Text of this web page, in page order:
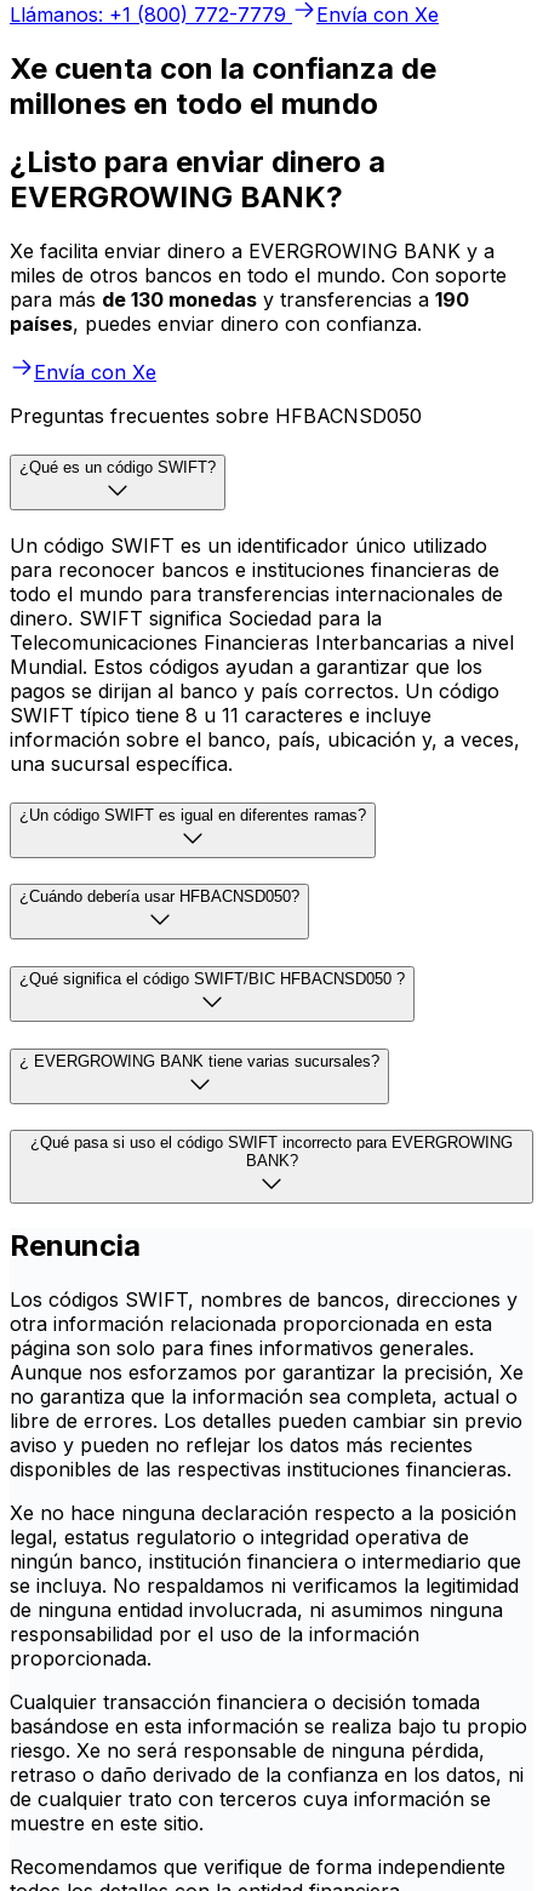
Llámanos: +1 (800) 772-7779
Envía con Xe
Xe cuenta con la confianza de
millones en todo el mundo
¿Listo para enviar dinero a
EVERGROWING BANK?
Xe facilita enviar dinero a EVERGROWING BANK y a
miles de otros bancos en todo el mundo. Con soporte
para más de 130 monedas y transferencias a 190
países, puedes enviar dinero con confianza.
Envía con Xe
Preguntas frecuentes sobre HFBACNSD050
¿Qué es un código SWIFT?
Un código SWIFT es un identificador único utilizado
para reconocer bancos e instituciones financieras de
todo el mundo para transferencias internacionales de
dinero. SWIFT significa Sociedad para la
Telecomunicaciones Financieras Interbancarias a nivel
Mundial. Estos códigos ayudan a garantizar que los
pagos se dirijan al banco y país correctos. Un código
SWIFT típico tiene 8 u 11 caracteres e incluye
información sobre el banco, país, ubicación y, a veces,
una sucursal específica.
¿Un código SWIFT es igual en diferentes ramas?
¿Cuándo debería usar HFBACNSD050?
¿Qué significa el código SWIFT/BIC HFBACNSD050 ?
¿ EVERGROWING BANK tiene varias sucursales?
¿Qué pasa si uso el código SWIFT incorrecto para EVERGROWING
BANK?
Renuncia
Los códigos SWIFT, nombres de bancos, direcciones y
otra información relacionada proporcionada en esta
página son solo para fines informativos generales.
Aunque nos esforzamos por garantizar la precisión, Xe
no garantiza que la información sea completa, actual o
libre de errores. Los detalles pueden cambiar sin previo
aviso y pueden no reflejar los datos más recientes
disponibles de las respectivas instituciones financieras.
Xe no hace ninguna declaración respecto a la posición
legal, estatus regulatorio o integridad operativa de
ningún banco, institución financiera o intermediario que
se incluya. No respaldamos ni verificamos la legitimidad
de ninguna entidad involucrada, ni asumimos ninguna
responsabilidad por el uso de la información
proporcionada.
Cualquier transacción financiera o decisión tomada
basándose en esta información se realiza bajo tu propio
riesgo. Xe no será responsable de ninguna pérdida,
retraso o daño derivado de la confianza en los datos, ni
de cualquier trato con terceros cuya información se
muestre en este sitio.
Recomendamos que verifique de forma independiente